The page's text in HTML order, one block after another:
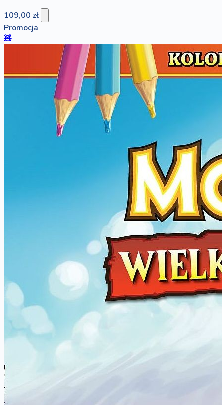
109,00 zł
Promocja
🧸